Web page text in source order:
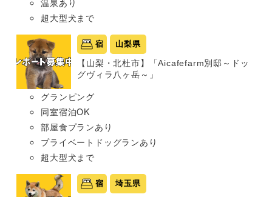
超大型犬まで
宿 山梨県
【山梨・北杜市】「Aicafefarm別邸～ドッ
グヴィラ八ヶ岳～」
グランピング
同室宿泊OK
部屋食プランあり
プライベートドッグランあり
超大型犬まで
宿 埼玉県